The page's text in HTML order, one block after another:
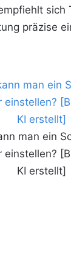
sich
präzise
man ein
einstellen?
KI erstellt]